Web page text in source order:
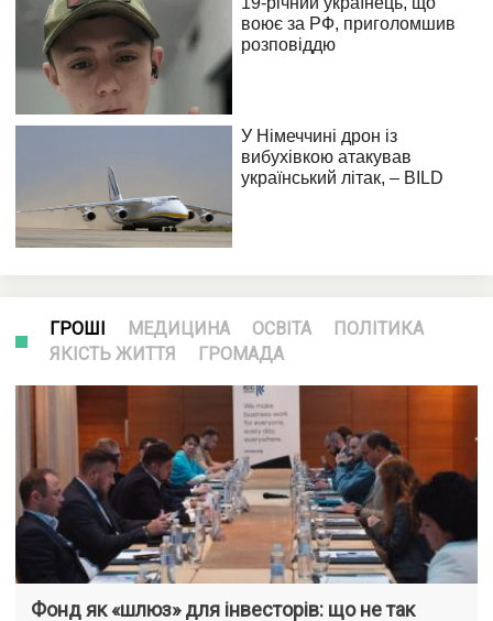
ГРОШІ МЕДИЦИНА ОСВІТА
ПОЛІТИКА
ЯКІСТЬ ЖИТТЯ
ГРОМАДА
Фонд як «шлюз» для інвесторів: що не так